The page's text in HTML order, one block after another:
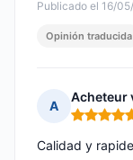
Publicado el 16/
Opinión traducida
A
Acheteur
Nota: 5 de
Calidad y